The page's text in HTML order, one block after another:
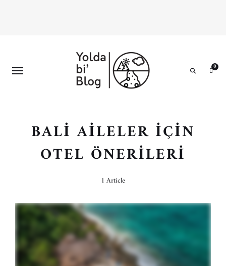
0
BALI AILELER IÇIN
OTEL ÖNERILERI
1 Article